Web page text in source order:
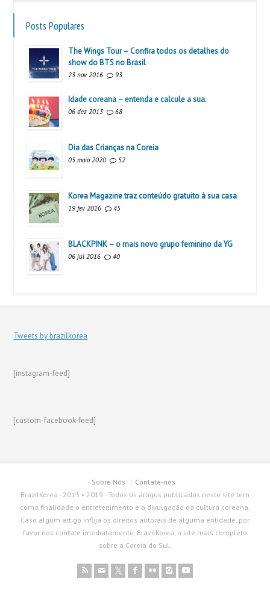
Posts Populares
The Wings Tour – Confira todos os detalhes do
show do BTS no Brasil
23 nov 2016 93
Idade coreana – entenda e calcule a sua.
06 dez 2013 68
Dia das Crianças na Coreia
05 maio 2020 52
Korea Magazine traz conteúdo gratuito à sua casa
19 fev 2016 45
BLACKPINK – o mais novo grupo feminino da YG
06 jul 2016 40
Tweets by brazilkorea
[instagram-feed]
[custom-facebook-feed]
Sobre Nós
Contate-nos
BrazilKorea - 2013 • 2019 - Todos os artigos publicados neste site tem
como finalidade o entretenimento e a divulgação da cultura coreana.
Caso algum artigo inflija os direitos autorais de alguma entidade, por
favor nos contate imediatamente. BrazilKorea, o site mais completo
sobre a Coreia do Sul.